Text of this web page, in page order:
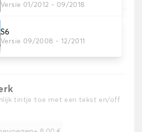
Versie 01/2012 - 09/2018
S6
Versie 09/2008 - 12/2011
riem.
tintje toe met een tekst en/off